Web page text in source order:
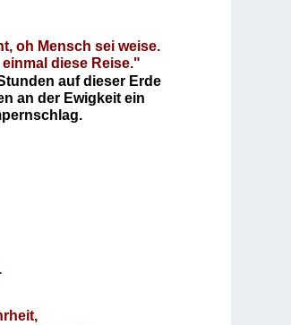
oh Mensch sei weise.
einmal diese Reise."
auf dieser Erde
an der Ewigkeit ein